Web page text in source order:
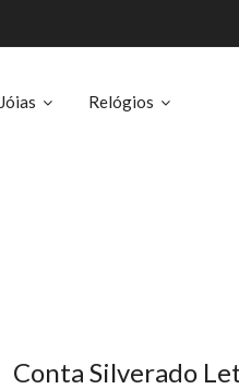
Jóias Relógios
Conta Silverado